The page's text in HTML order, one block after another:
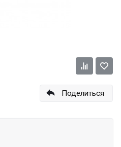
Поделиться